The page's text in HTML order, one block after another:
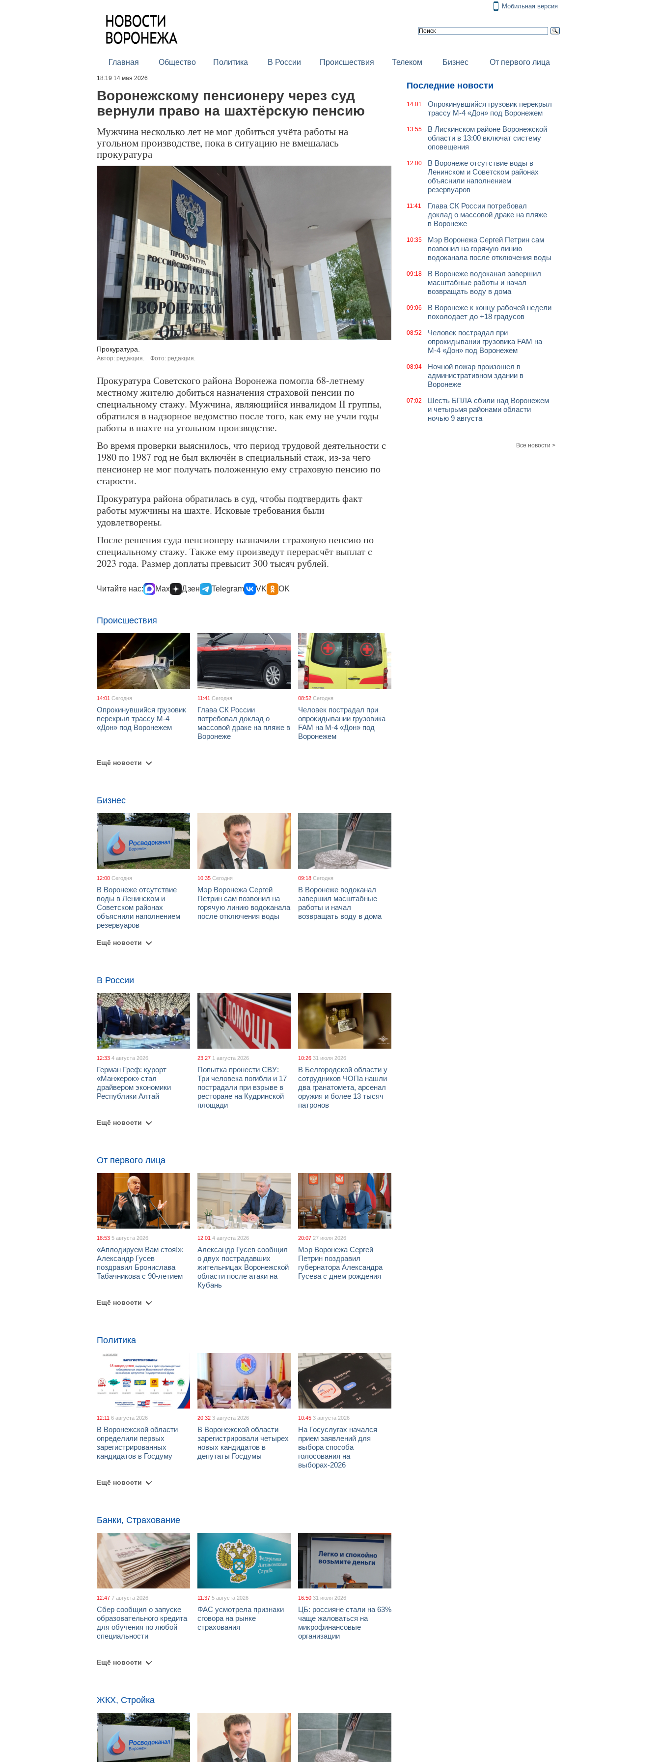
Мобильная версия
Главная Общество Политика В России Происшествия Телеком Бизнес От первого лица
18:19 14 мая 2026
Воронежскому пенсионеру через суд
вернули право на шахтёрскую пенсию
Мужчина несколько лет не мог добиться учёта работы на
угольном производстве, пока в ситуацию не вмешалась
прокуратура
Прокуратура.
Автор: редакция. Фото: редакция.
Прокуратура Советского района Воронежа помогла 68-летнему
местному жителю добиться назначения страховой пенсии по
специальному стажу. Мужчина, являющийся инвалидом II группы,
обратился в надзорное ведомство после того, как ему не учли годы
работы в шахте на угольном производстве.
Во время проверки выяснилось, что период трудовой деятельности с
1980 по 1987 год не был включён в специальный стаж, из-за чего
пенсионер не мог получать положенную ему страховую пенсию по
старости.
Прокуратура района обратилась в суд, чтобы подтвердить факт
работы мужчины на шахте. Исковые требования были
удовлетворены.
После решения суда пенсионеру назначили страховую пенсию по
специальному стажу. Также ему произведут перерасчёт выплат с
2023 года. Размер доплаты превысит 300 тысяч рублей.
Читайте нас: Max Дзен Telegram VK OK
Происшествия
14:01 Сегодня
Опрокинувшийся грузовик
перекрыл трассу М-4
«Дон» под Воронежем
11:41 Сегодня
Глава СК России
потребовал доклад о
массовой драке на пляже в
Воронеже
08:52 Сегодня
Человек пострадал при
опрокидывании грузовика
FAM на М-4 «Дон» под
Воронежем
Ещё новости
Бизнес
12:00 Сегодня
В Воронеже отсутствие
воды в Ленинском и
Советском районах
объяснили наполнением
резервуаров
10:35 Сегодня
Мэр Воронежа Сергей
Петрин сам позвонил на
горячую линию водоканала
после отключения воды
09:18 Сегодня
В Воронеже водоканал
завершил масштабные
работы и начал
возвращать воду в дома
Ещё новости
В России
12:33 4 августа 2026
Герман Греф: курорт
«Манжерок» стал
драйвером экономики
Республики Алтай
23:27 1 августа 2026
Попытка пронести СВУ:
Три человека погибли и 17
пострадали при взрыве в
ресторане на Кудринской
площади
10:26 31 июля 2026
В Белгородской области у
сотрудников ЧОПа нашли
два гранатомета, арсенал
оружия и более 13 тысяч
патронов
Ещё новости
От первого лица
18:53 5 августа 2026
«Аплодируем Вам стоя!»:
Александр Гусев
поздравил Бронислава
Табачникова с 90-летием
12:01 4 августа 2026
Александр Гусев сообщил
о двух пострадавших
жительницах Воронежской
области после атаки на
Кубань
20:07 27 июля 2026
Мэр Воронежа Сергей
Петрин поздравил
губернатора Александра
Гусева с днем рождения
Ещё новости
Политика
12:11 6 августа 2026
В Воронежской области
определили первых
зарегистрированных
кандидатов в Госдуму
20:32 3 августа 2026
В Воронежской области
зарегистрировали четырех
новых кандидатов в
депутаты Госдумы
10:45 3 августа 2026
На Госуслугах начался
прием заявлений для
выбора способа
голосования на
выборах-2026
Ещё новости
Банки, Страхование
12:47 7 августа 2026
Сбер сообщил о запуске
образовательного кредита
для обучения по любой
специальности
11:37 5 августа 2026
ФАС усмотрела признаки
сговора на рынке
страхования
16:50 31 июля 2026
ЦБ: россияне стали на 63%
чаще жаловаться на
микрофинансовые
организации
Ещё новости
ЖКХ, Стройка
Последние новости
14:01
Опрокинувшийся грузовик перекрыл
трассу М-4 «Дон» под Воронежем
13:55
В Лискинском районе Воронежской
области в 13:00 включат систему
оповещения
12:00
В Воронеже отсутствие воды в
Ленинском и Советском районах
объяснили наполнением
резервуаров
11:41
Глава СК России потребовал
доклад о массовой драке на пляже
в Воронеже
10:35
Мэр Воронежа Сергей Петрин сам
позвонил на горячую линию
водоканала после отключения воды
09:18
В Воронеже водоканал завершил
масштабные работы и начал
возвращать воду в дома
09:06
В Воронеже к концу рабочей недели
похолодает до +18 градусов
08:52
Человек пострадал при
опрокидывании грузовика FAM на
М-4 «Дон» под Воронежем
08:04
Ночной пожар произошел в
административном здании в
Воронеже
07:02
Шесть БПЛА сбили над Воронежем
и четырьмя районами области
ночью 9 августа
Все новости >